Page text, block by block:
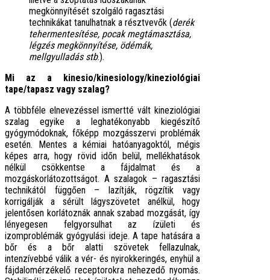
megkönnyítését szolgáló ragasztási
technikákat tanulhatnak a résztvevők (derék
tehermentesítése, pocak megtámasztása,
légzés megkönnyítése, ödémák,
mellgyulladás stb.).
Mi az a kinesio/kinesiology/kineziológiai
tape/tapasz vagy szalag?
A többféle elnevezéssel ismertté vált kineziológiai
szalag egyike a leghatékonyabb kiegészítő
gyógymódoknak, főképp mozgásszervi problémák
esetén. Mentes a kémiai hatóanyagoktól, mégis
képes arra, hogy rövid időn belül, mellékhatások
nélkül csökkentse a fájdalmat és a
mozgáskorlátozottságot. A szalagok – ragasztási
technikától függően – lazítják, rögzítik vagy
korrigálják a sérült lágyszövetet anélkül, hogy
jelentősen korlátoznák annak szabad mozgását, így
lényegesen felgyorsulhat az ízületi és
izomproblémák gyógyulási ideje. A tape hatására a
bőr és a bőr alatti szövetek fellazulnak,
intenzívebbé válik a vér- és nyirokkeringés, enyhül a
fájdalomérzékelő receptorokra nehezedő nyomás.